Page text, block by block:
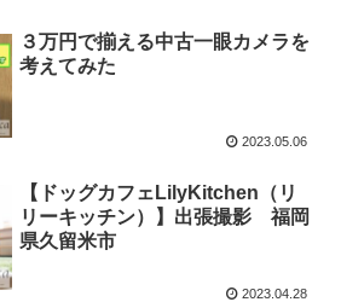
３万円で揃える中古一眼カメラを
考えてみた
2023.05.06
【ドッグカフェLilyKitchen（リ
リーキッチン）】出張撮影 福岡
県久留米市
2023.04.28